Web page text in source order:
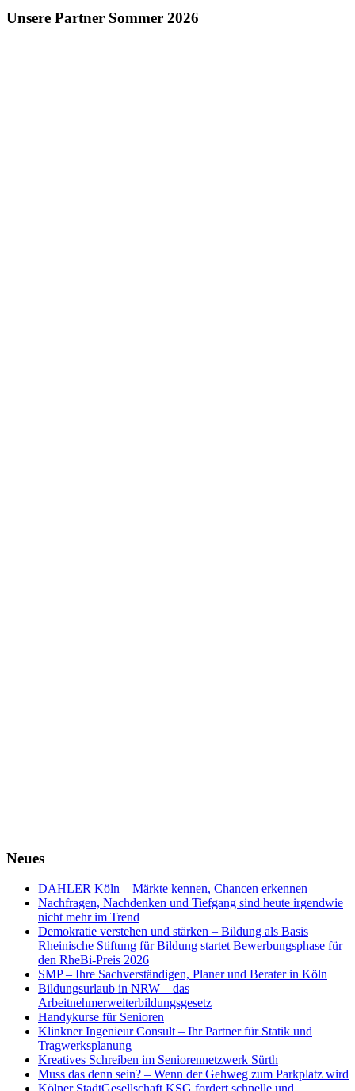
Unsere Partner Sommer 2026
Neues
DAHLER Köln – Märkte kennen, Chancen erkennen
Nachfragen, Nachdenken und Tiefgang sind heute irgendwie
nicht mehr im Trend
Demokratie verstehen und stärken – Bildung als Basis
Rheinische Stiftung für Bildung startet Bewerbungsphase für
den RheBi-Preis 2026
SMP – Ihre Sachverständigen, Planer und Berater in Köln
Bildungsurlaub in NRW – das
Arbeitnehmerweiterbildungsgesetz
Handykurse für Senioren
Klinkner Ingenieur Consult – Ihr Partner für Statik und
Tragwerksplanung
Kreatives Schreiben im Seniorennetzwerk Sürth
Muss das denn sein? – Wenn der Gehweg zum Parkplatz wird